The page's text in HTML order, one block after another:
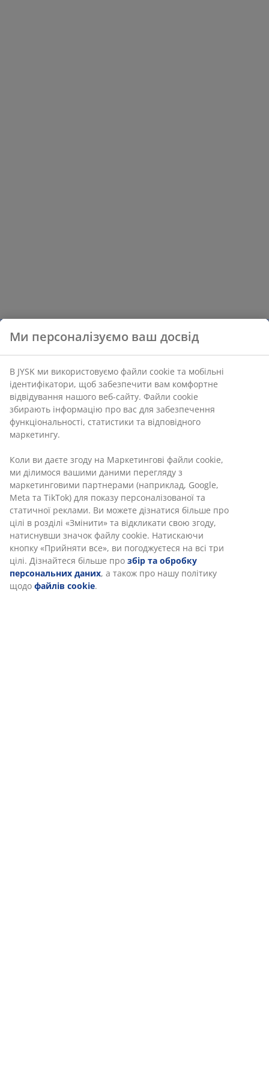
Ми персоналізуємо ваш досвід
В JYSK ми використовуємо файли cookie та мобільні
ідентифікатори, щоб забезпечити вам комфортне
відвідування нашого веб-сайту. Файли cookie
збирають інформацію про вас для забезпечення
функціональності, статистики та відповідного
маркетингу.
Коли ви даєте згоду на Маркетингові файли cookie,
ми ділимося вашими даними перегляду з
маркетинговими партнерами (наприклад, Google,
Meta та TikTok) для показу персоналізованої та
статичної реклами. Ви можете дізнатися більше про
цілі в розділі «Змінити» та відкликати свою згоду,
натиснувши значок файлу cookie. Натискаючи
кнопку «Прийняти все», ви погоджуєтеся на всі три
цілі. Дізнайтеся більше про збір та обробку
персональних даних, а також про нашу політику
щодо файлів cookie.